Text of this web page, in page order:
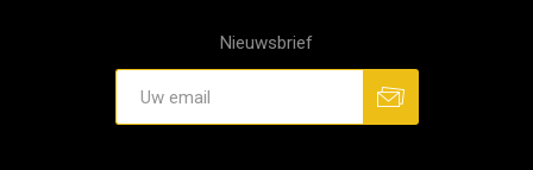
Nieuwsbrief